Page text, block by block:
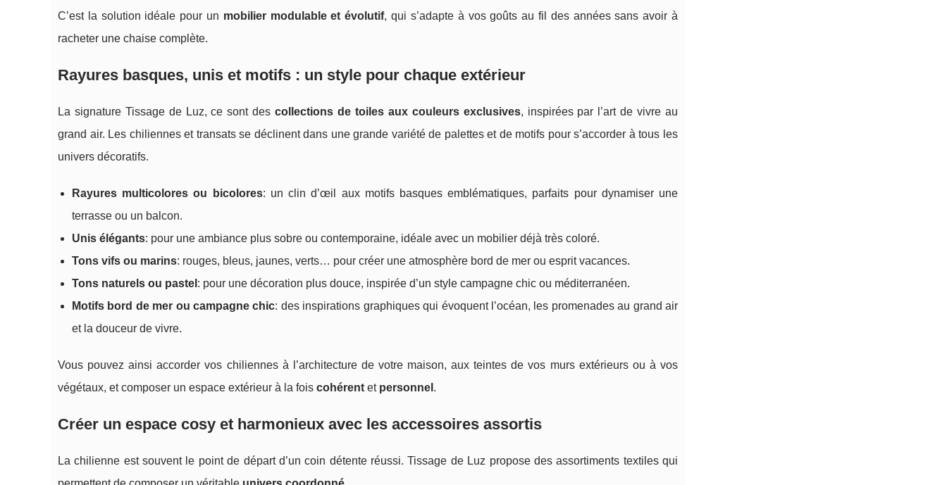
C’est la solution idéale pour un mobilier modulable et évolutif, qui s’adapte à vos goûts au fil des années sans avoir à
racheter une chaise complète.
Rayures basques, unis et motifs : un style pour chaque extérieur
La signature Tissage de Luz, ce sont descollections de toiles aux couleurs exclusives, inspirées par l’art de vivre au
grand air. Les chiliennes et transats se déclinent dans une grande variété de palettes et de motifs pour s’accorder à tous les
univers décoratifs.
Rayures multicolores ou bicolores: un clin d’œil aux motifs basques emblématiques, parfaits pour dynamiser une
terrasse ou un balcon.
Unis élégants: pour une ambiance plus sobre ou contemporaine, idéale avec un mobilier déjà très coloré.
Tons vifs ou marins: rouges, bleus, jaunes, verts… pour créer une atmosphère bord de mer ou esprit vacances.
Tons naturels ou pastel : pour une décoration plus douce, inspirée d’un style campagne chic ou méditerranéen.
Motifs bord de mer ou campagne chic: des inspirations graphiques qui évoquent l’océan, les promenades au grand air
et la douceur de vivre.
Vous pouvez ainsi accorder vos chiliennes à l’architecture de votre maison, aux teintes de vos murs extérieurs ou à vos
végétaux, et composer un espace extérieur à la fois cohérent et personnel .
Créer un espace cosy et harmonieux avec les accessoires assortis
La chilienne est souvent le point de départ d’un coin détente réussi. Tissage de Luz propose des assortiments textiles qui